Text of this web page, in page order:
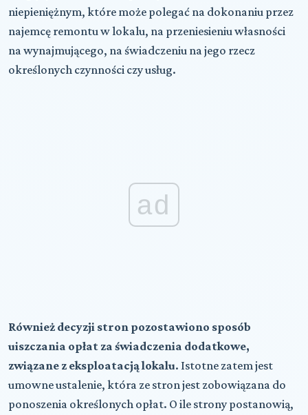
niepieniężnym, które może polegać na dokonaniu przez
najemcę remontu w lokalu, na przeniesieniu własności
na wynajmującego, na świadczeniu na jego rzecz
określonych czynności czy usług.
ad
Również decyzji stron pozostawiono sposób
uiszczania opłat za świadczenia dodatkowe,
związane z eksploatacją lokalu. Istotne zatem jest
umowne ustalenie, która ze stron jest zobowiązana do
ponoszenia określonych opłat. O ile strony postanowią,